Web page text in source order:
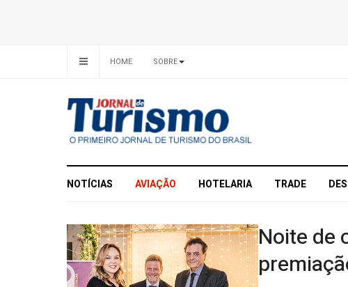
HOME SOBRE
NOTÍCIAS AVIAÇÃO HOTELARIA TRADE
Noite de